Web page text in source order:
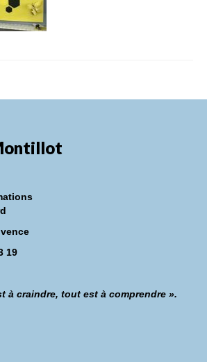
19
à craindre, tout est à comprendre ».